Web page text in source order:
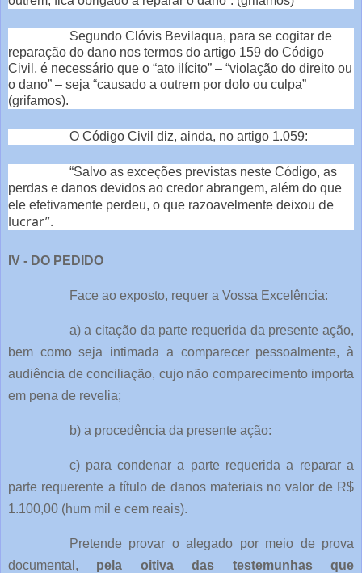
Segundo Clóvis Bevilaqua, para se cogitar de
reparação do dano nos termos do artigo 159 do Código
Civil, é necessário que o “ato ilícito” – “violação do direito ou
o dano” – seja “causado a outrem por dolo ou culpa”
(grifamos).
O Código Civil diz, ainda, no artigo 1.059:
“Salvo as exceções previstas neste Código, as
perdas e danos devidos ao credor abrangem, além do que
ele efetivamente perdeu, o que razoavelmente deixou de
lucrar”.
IV - DO PEDIDO
Face ao exposto, requer a Vossa Excelência:
a) a citação da parte requerida da presente ação,
bem como seja intimada a comparecer pessoalmente, à
audiência de conciliação, cujo não comparecimento importa
em pena de revelia;
b) a procedência da presente ação:
c) para condenar a parte requerida a reparar a
parte requerente a título de danos materiais no valor de R$
1.100,00 (hum mil e cem reais).
Pretende provar o alegado por meio de prova
documental, pela oitiva das testemunhas que